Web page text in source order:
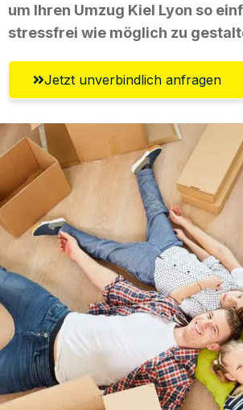
um Ihren Umzug Kiel Lyon so
stressfrei wie möglich zu
Jetzt unverbindlich anfragen